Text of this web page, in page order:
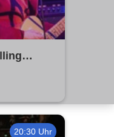
20:30 Uhr